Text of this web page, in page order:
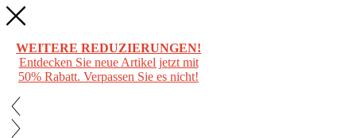
WEITERE REDUZIERUNGEN!
Entdecken Sie neue Artikel jetzt mit
50% Rabatt. Verpassen Sie es nicht!